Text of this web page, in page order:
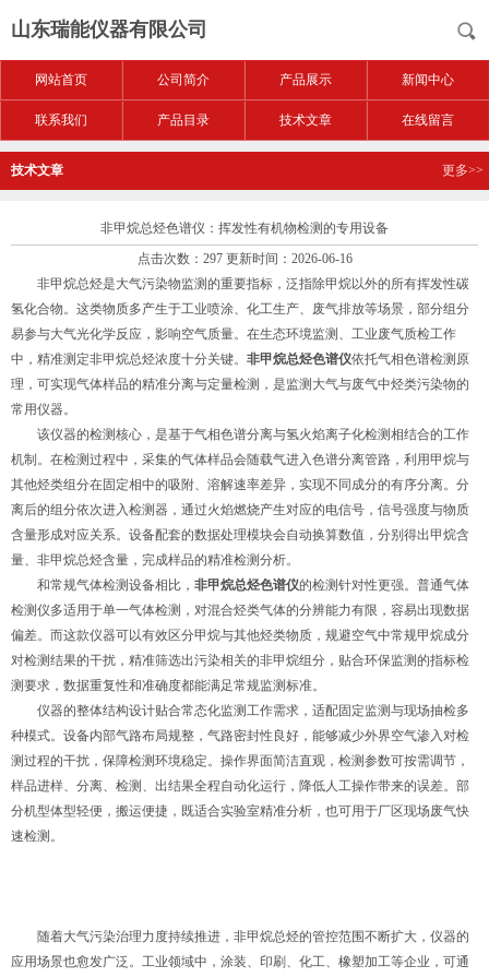
山东瑞能仪器有限公司
网站首页 公司简介 产品展示 新闻中心
联系我们 产品目录 技术文章 在线留言
技术文章 更多>>
非甲烷总烃色谱仪：挥发性有机物检测的专用设备
点击次数：297 更新时间：2026-06-16
非甲烷总烃是大气污染物监测的重要指标，泛指除甲烷以外的所有挥发性碳
氢化合物。这类物质多产生于工业喷涂、化工生产、废气排放等场景，部分组分
易参与大气光化学反应，影响空气质量。在生态环境监测、工业废气质检工作
中，精准测定非甲烷总烃浓度十分关键。 非甲烷总烃色谱仪依托气相色谱检测原
理，可实现气体样品的精准分离与定量检测，是监测大气与废气中烃类污染物的
常用仪器。
该仪器的检测核心，是基于气相色谱分离与氢火焰离子化检测相结合的工作
机制。在检测过程中，采集的气体样品会随载气进入色谱分离管路，利用甲烷与
其他烃类组分在固定相中的吸附、溶解速率差异，实现不同成分的有序分离。分
离后的组分依次进入检测器，通过火焰燃烧产生对应的电信号，信号强度与物质
含量形成对应关系。设备配套的数据处理模块会自动换算数值，分别得出甲烷含
量、非甲烷总烃含量，完成样品的精准检测分析。
和常规气体检测设备相比， 非甲烷总烃色谱仪的检测针对性更强。普通气体
检测仪多适用于单一气体检测，对混合烃类气体的分辨能力有限，容易出现数据
偏差。而这款仪器可以有效区分甲烷与其他烃类物质，规避空气中常规甲烷成分
对检测结果的干扰，精准筛选出污染相关的非甲烷组分，贴合环保监测的指标检
测要求，数据重复性和准确度都能满足常规监测标准。
仪器的整体结构设计贴合常态化监测工作需求，适配固定监测与现场抽检多
种模式。设备内部气路布局规整，气路密封性良好，能够减少外界空气渗入对检
测过程的干扰，保障检测环境稳定。操作界面简洁直观，检测参数可按需调节，
样品进样、分离、检测、出结果全程自动化运行，降低人工操作带来的误差。部
分机型体型轻便，搬运便捷，既适合实验室精准分析，也可用于厂区现场废气快
速检测。
随着大气污染治理力度持续推进，非甲烷总烃的管控范围不断扩大，仪器的
应用场景也愈发广泛。工业领域中，涂装、印刷、化工、橡塑加工等企业，可通